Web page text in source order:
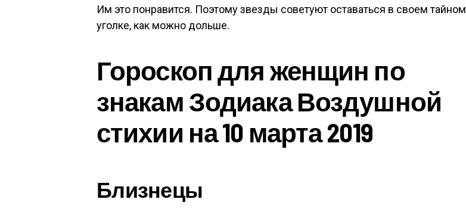
Им это понравится. Поэтому звезды советуют оставаться в своем тайном
уголке, как можно дольше.
Гороскоп для женщин по
знакам Зодиака Воздушной
стихии на 10 марта 2019
Близнецы